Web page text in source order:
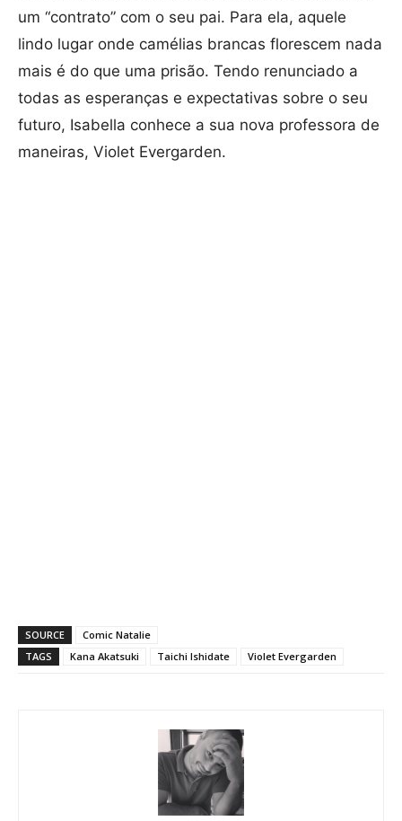
um “contrato” com o seu pai. Para ela, aquele
lindo lugar onde camélias brancas florescem nada
mais é do que uma prisão. Tendo renunciado a
todas as esperanças e expectativas sobre o seu
futuro, Isabella conhece a sua nova professora de
maneiras, Violet Evergarden.
SOURCE
Comic Natalie
TAGS
Kana Akatsuki Taichi Ishidate Violet Evergarden